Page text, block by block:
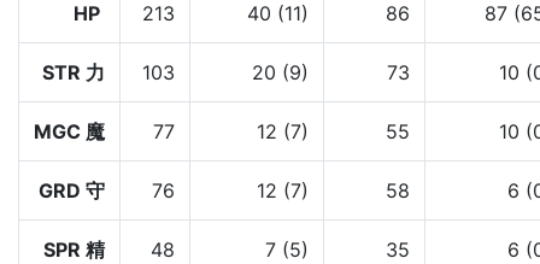
HP 213 40 (11) 86 87
STR 力 103 20 (9) 73 10
MGC 魔 77 12 (7) 55 10
GRD 守 76 12 (7) 58 6
SPR 精 48 7 (5) 35 6